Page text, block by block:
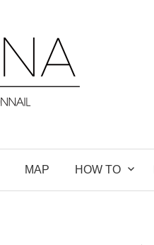
MAP HOW TO